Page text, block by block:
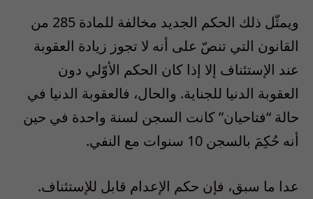
ويمثّل ذلك الحكم الجديد مخالفة للمادة 285 من
القانون التي تنصّ على أنه لا تجوز زيادة العقوبة
عند الإستئناف إلا إذا كان الحكم الأوّلي دون
العقوبة الدنيا للجناية. والحال، فالعقوبة الدنيا في
حالة “فتاحيان” كانت السجن لسنة واحدة في حين
أنه حُكِمَ بالسجن 10 سنوات مع النفي.
عدا ما سبق، فإن حكم الإعدام قابل للإستئناف.